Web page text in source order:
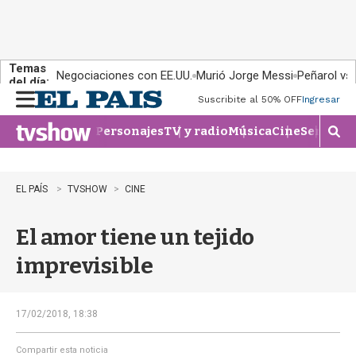
Temas
del día: Negociaciones con EE.UU. Murió Jorge Messi Peñarol
n
u
Suscribite al 50% OFFIngresar
PersonajesTV y radioMúsicaCineSeries
M
o
e
EL PAÍS TVSHOW CINE
El amor tiene un tejido
imprevisible
17/02/2018, 18:38
Compartir esta noticia